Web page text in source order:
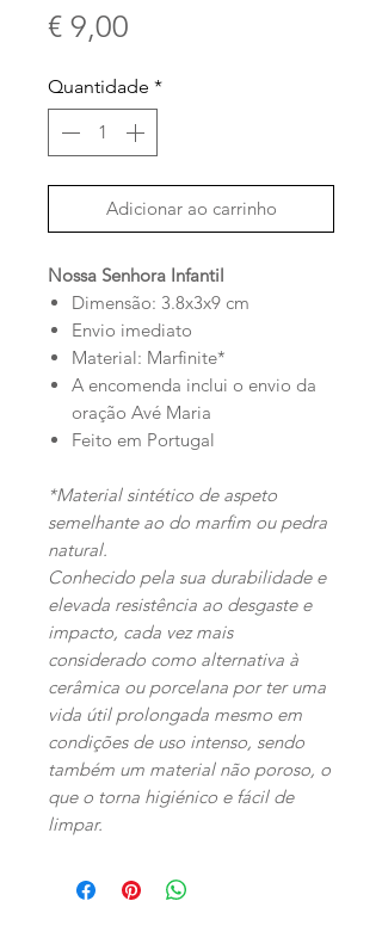
€ 9,00
Quantidade *
Adicionar ao carrinho
Nossa Senhora Infantil
Dimensão: 3.8x3x9 cm
Envio imediato
Material: Marfinite*
A encomenda inclui o envio da
oração Avé Maria
Feito em Portugal
*Material sintético de aspeto
semelhante ao do marfim ou pedra
natural.
Conhecido pela sua durabilidade e
elevada resistência ao desgaste e
impacto, cada vez mais
considerado como alternativa à
cerâmica ou porcelana por ter uma
vida útil prolongada mesmo em
condições de uso intenso, sendo
também um material não poroso, o
que o torna higiénico e fácil de
limpar.